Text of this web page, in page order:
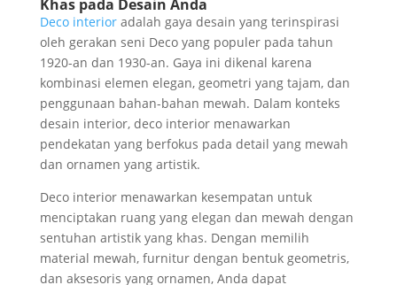
Khas pada Desain Anda
Deco interioradalah gaya desain yang terinspirasi
oleh gerakan seni Deco yang populer pada tahun
1920-an dan 1930-an. Gaya ini dikenal karena
kombinasi elemen elegan, geometri yang tajam, dan
penggunaan bahan-bahan mewah. Dalam konteks
desain interior, deco interior menawarkan
pendekatan yang berfokus pada detail yang mewah
dan ornamen yang artistik.
Deco interior menawarkan kesempatan untuk
menciptakan ruang yang elegan dan mewah dengan
sentuhan artistik yang khas. Dengan memilih
material mewah, furnitur dengan bentuk geometris,
dan aksesoris yang ornamen, Anda dapat